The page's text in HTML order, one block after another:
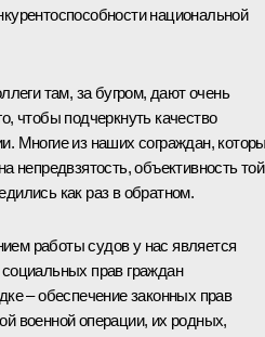
национальной
там, за бугром, дают очень
чтобы подчеркнуть качество
Многие из наших сограждан,
непредвзятость, объективность той
как раз в обратном.
работы судов у нас является
прав граждан
– обеспечение законных прав
военной операции, их родных,